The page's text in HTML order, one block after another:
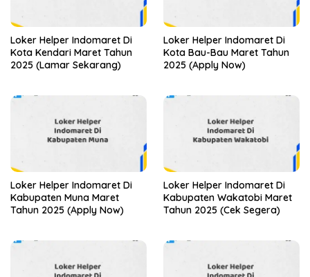
Loker Helper Indomaret Di
Kota Kendari Maret Tahun
2025 (Lamar Sekarang)
Loker Helper Indomaret Di
Kota Bau-Bau Maret Tahun
2025 (Apply Now)
Loker Helper Indomaret Di
Kabupaten Muna Maret
Tahun 2025 (Apply Now)
Loker Helper Indomaret Di
Kabupaten Wakatobi Maret
Tahun 2025 (Cek Segera)